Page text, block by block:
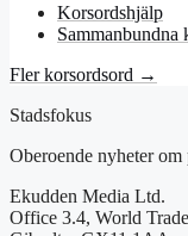
Korsordshjälp
Sammanbundna
Fler korsordsord →
Stadsfokus
Oberoende nyheter
Ekudden Media Ltd.
Office 3.4, World